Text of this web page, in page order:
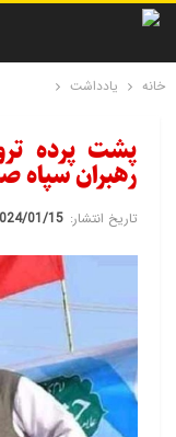
خانه یادداشت
پشت پرده
رهبران سپاه
تاریخ انتشار: 2024/01/15 - 2:08